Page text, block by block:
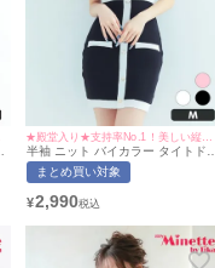
★殿堂入り★支持率No.1！美しい縦ラインを叶える一着♡
半袖 ニット バイカラー タイトドレ
ス (せいせい着用/Mサイズ対応) |
myMinette/マイミネット
まとめ買い対象
¥2,990